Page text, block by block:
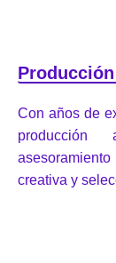
Con años de
producción
creativa y